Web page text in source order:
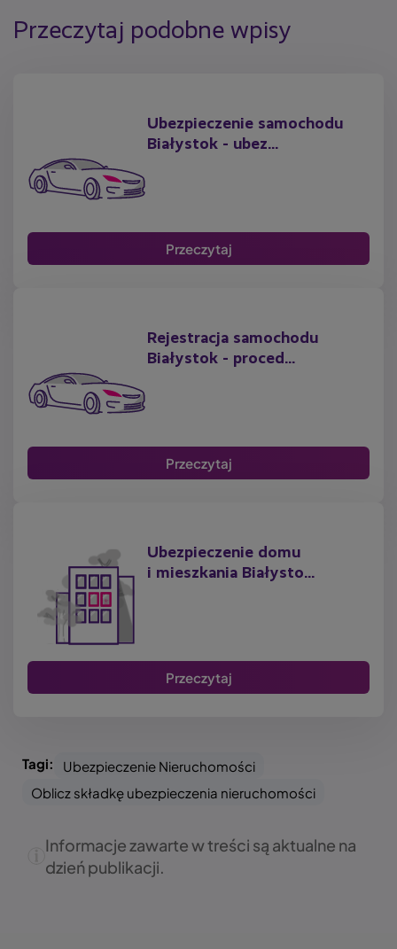
Przeczytaj podobne wpisy
Ubezpieczenie samochodu
Białystok - ubez...
Przeczytaj
Rejestracja samochodu
Białystok - proced...
Przeczytaj
Ubezpieczenie domu
i mieszkania Białysto...
Przeczytaj
Tagi:
Ubezpieczenie Nieruchomości
Oblicz składkę ubezpieczenia nieruchomości
Informacje zawarte w treści są aktualne na
dzień publikacji.